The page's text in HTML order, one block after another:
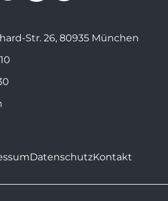
Str. 26, 80935 München
DatenschutzKontakt